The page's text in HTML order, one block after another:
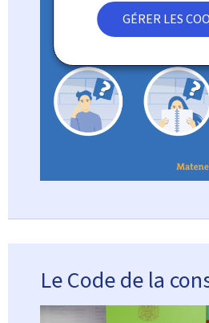
GÉRER LES
Le Code de la